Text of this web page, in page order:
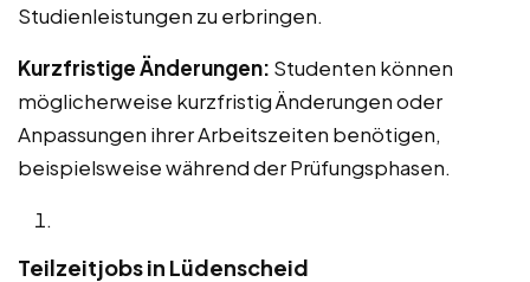
Studienleistungen zu erbringen.
Kurzfristige Änderungen: Studenten können
möglicherweise kurzfristig Änderungen oder
Anpassungen ihrer Arbeitszeiten benötigen,
beispielsweise während der Prüfungsphasen.
Teilzeitjobs in Lüdenscheid